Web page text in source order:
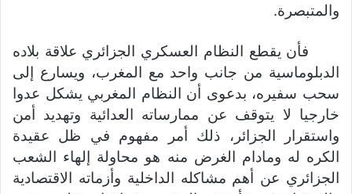
والمتبصرة.
فأن يقطع النظام العسكري الجزائري علاقة بلاده
الدبلوماسية من جانب واحد مع المغرب، ويسارع إلى
سحب سفيره، بدعوى أن النظام المغربي يشكل عدوا
خارجيا لا يتوقف عن ممارساته العدائية وتهديد أمن
واستقرار الجزائر، ذلك أمر مفهوم في ظل عقيدة
الكره له ومادام الغرض منه هو محاولة إلهاء الشعب
الجزائري عن أهم مشاكله الداخلية وأزماته الاقتصادية